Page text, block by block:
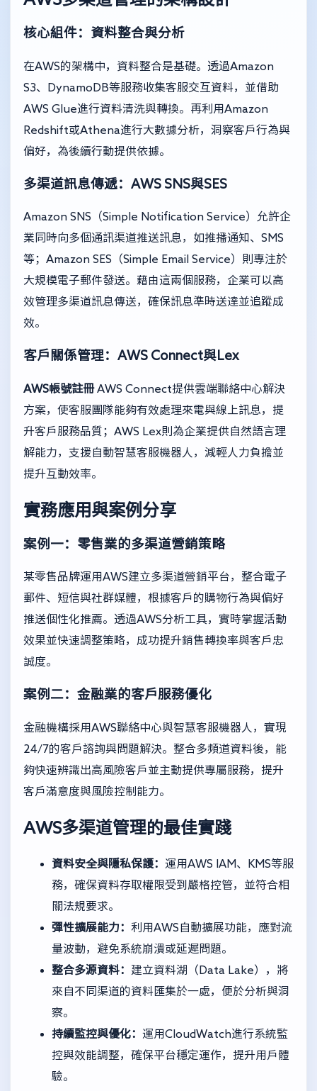
核心組件：資料整合與分析
在AWS的架構中，資料整合是基礎。透過Amazon
S3、DynamoDB等服務收集客服交互資料，並借助
AWS Glue進行資料清洗與轉換。再利用Amazon
Redshift或Athena進行大數據分析，洞察客戶行為與
偏好，為後續行動提供依據。
多渠道訊息傳遞：AWS SNS與SES
Amazon SNS（Simple Notification Service）允許企
業同時向多個通訊渠道推送訊息，如推播通知、SMS
等；Amazon SES（Simple Email Service）則專注於
大規模電子郵件發送。藉由這兩個服務，企業可以高
效管理多渠道訊息傳送，確保訊息準時送達並追蹤成
效。
客戶關係管理：AWS Connect與Lex
AWS帳號註冊AWS Connect提供雲端聯絡中心解決
方案，使客服團隊能夠有效處理來電與線上訊息，提
升客戶服務品質；AWS Lex則為企業提供自然語言理
解能力，支援自動智慧客服機器人，減輕人力負擔並
提升互動效率。
實務應用與案例分享
案例一：零售業的多渠道營銷策略
某零售品牌運用AWS建立多渠道營銷平台，整合電子
郵件、短信與社群媒體，根據客戶的購物行為與偏好
推送個性化推薦。透過AWS分析工具，實時掌握活動
效果並快速調整策略，成功提升銷售轉換率與客戶忠
誠度。
案例二：金融業的客戶服務優化
金融機構採用AWS聯絡中心與智慧客服機器人，實現
24/7的客戶諮詢與問題解決。整合多頻道資料後，能
夠快速辨識出高風險客戶並主動提供專屬服務，提升
客戶滿意度與風險控制能力。
AWS多渠道管理的最佳實踐
資料安全與隱私保護： 運用AWS IAM、KMS等服
務，確保資料存取權限受到嚴格控管，並符合相
關法規要求。
彈性擴展能力： 利用AWS自動擴展功能，應對流
量波動，避免系統崩潰或延遲問題。
整合多源資料： 建立資料湖（Data Lake），將
來自不同渠道的資料匯集於一處，便於分析與洞
察。
持續監控與優化： 運用CloudWatch進行系統監
控與效能調整，確保平台穩定運作，提升用戶體
驗。